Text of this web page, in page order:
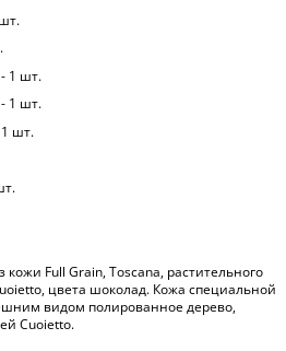
1 шт.
1 шт.
шт.
Full Grain, Toscana, растительного
цвета шоколад. Кожа специальной
видом полированное дерево,
Cuoietto.